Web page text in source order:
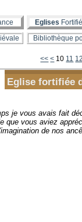
Eglises
Bibliothèque
<< < 10 11 12
Eglise fortifiée
je vous avais fait
que vous aviez
de nos